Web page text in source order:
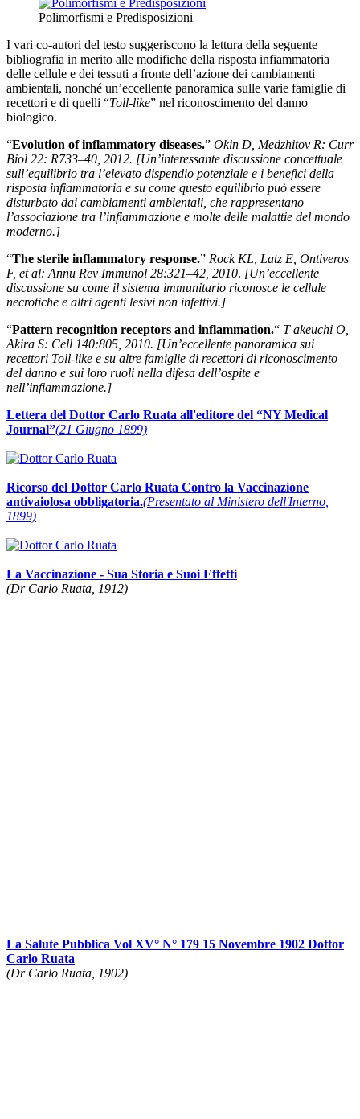
Polimorfismi e Predisposizioni
I vari co-autori del testo suggeriscono la lettura della seguente
bibliografia in merito alle modifiche della risposta infiammatoria
delle cellule e dei tessuti a fronte dell’azione dei cambiamenti
ambientali, nonché un’eccellente panoramica sulle varie famiglie di
recettori e di quelli “Toll-like” nel riconoscimento del danno
biologico.
“Evolution of inflammatory diseases.” Okin D, Medzhitov R: Curr
Biol 22: R733–40, 2012. [Un’interessante discussione concettuale
sull’equilibrio tra l’elevato dispendio potenziale e i benefici della
risposta infiammatoria e su come questo equilibrio può essere
disturbato dai cambiamenti ambientali, che rappresentano
l’associazione tra l’infiammazione e molte delle malattie del mondo
moderno.]
“The sterile inflammatory response.” Rock KL, Latz E, Ontiveros
F, et al: Annu Rev Immunol 28:321–42, 2010. [Un’eccellente
discussione su come il sistema immunitario riconosce le cellule
necrotiche e altri agenti lesivi non infettivi.]
“Pattern recognition receptors and inflammation.“ T akeuchi O,
Akira S: Cell 140:805, 2010. [Un’eccellente panoramica sui
recettori Toll-like e su altre famiglie di recettori di riconoscimento
del danno e sui loro ruoli nella difesa dell’ospite e
nell’infiammazione.]
Lettera del Dottor Carlo Ruata all'editore del “NY Medical
Journal”(21 Giugno 1899)
Ricorso del Dottor Carlo Ruata Contro la Vaccinazione
antivaiolosa obbligatoria.(Presentato al Ministero dell'Interno,
1899)
La Vaccinazione - Sua Storia e Suoi Effetti
(Dr Carlo Ruata, 1912)
La Salute Pubblica Vol XV° N° 179 15 Novembre 1902 Dottor
Carlo Ruata
(Dr Carlo Ruata, 1902)